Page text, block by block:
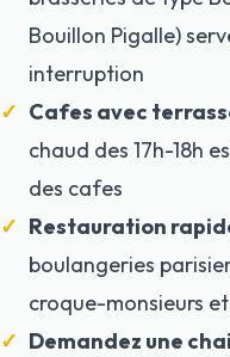
Bouillon Pigalle)
interruption
Cafes avec
chaud des 17h-18h
des cafes
Restauration
boulangeries
croque-monsieurs
Demandez une